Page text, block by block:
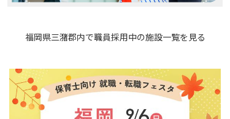
福岡県三潴郡内で職員採用中の施設一覧を見る